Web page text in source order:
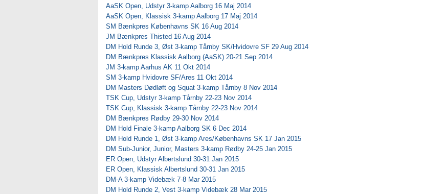
AaSK Open, Udstyr 3-kamp Aalborg 16 Maj 2014
AaSK Open, Klassisk 3-kamp Aalborg 17 Maj 2014
SM Bænkpres Københavns SK 16 Aug 2014
JM Bænkpres Thisted 16 Aug 2014
DM Hold Runde 3, Øst 3-kamp Tårnby SK/Hvidovre SF 29 Aug 2014
DM Bænkpres Klassisk Aalborg (AaSK) 20-21 Sep 2014
JM 3-kamp Aarhus AK 11 Okt 2014
SM 3-kamp Hvidovre SF/Ares 11 Okt 2014
DM Masters Dødløft og Squat 3-kamp Tårnby 8 Nov 2014
TSK Cup, Udstyr 3-kamp Tårnby 22-23 Nov 2014
TSK Cup, Klassisk 3-kamp Tårnby 22-23 Nov 2014
DM Bænkpres Rødby 29-30 Nov 2014
DM Hold Finale 3-kamp Aalborg SK 6 Dec 2014
DM Hold Runde 1, Øst 3-kamp Ares/Københavns SK 17 Jan 2015
DM Sub-Junior, Junior, Masters 3-kamp Rødby 24-25 Jan 2015
ER Open, Udstyr Albertslund 30-31 Jan 2015
ER Open, Klassisk Albertslund 30-31 Jan 2015
DM-A 3-kamp Videbæk 7-8 Mar 2015
DM Hold Runde 2, Vest 3-kamp Videbæk 28 Mar 2015